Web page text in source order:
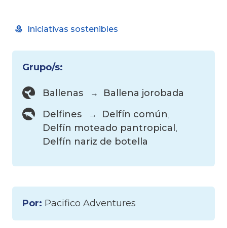
Iniciativas sostenibles
Grupo/s:
Ballenas
Ballena jorobada
Delfines
Delfín común
Delfín moteado pantropical
Delfín nariz de botella
Por: Pacifico Adventures